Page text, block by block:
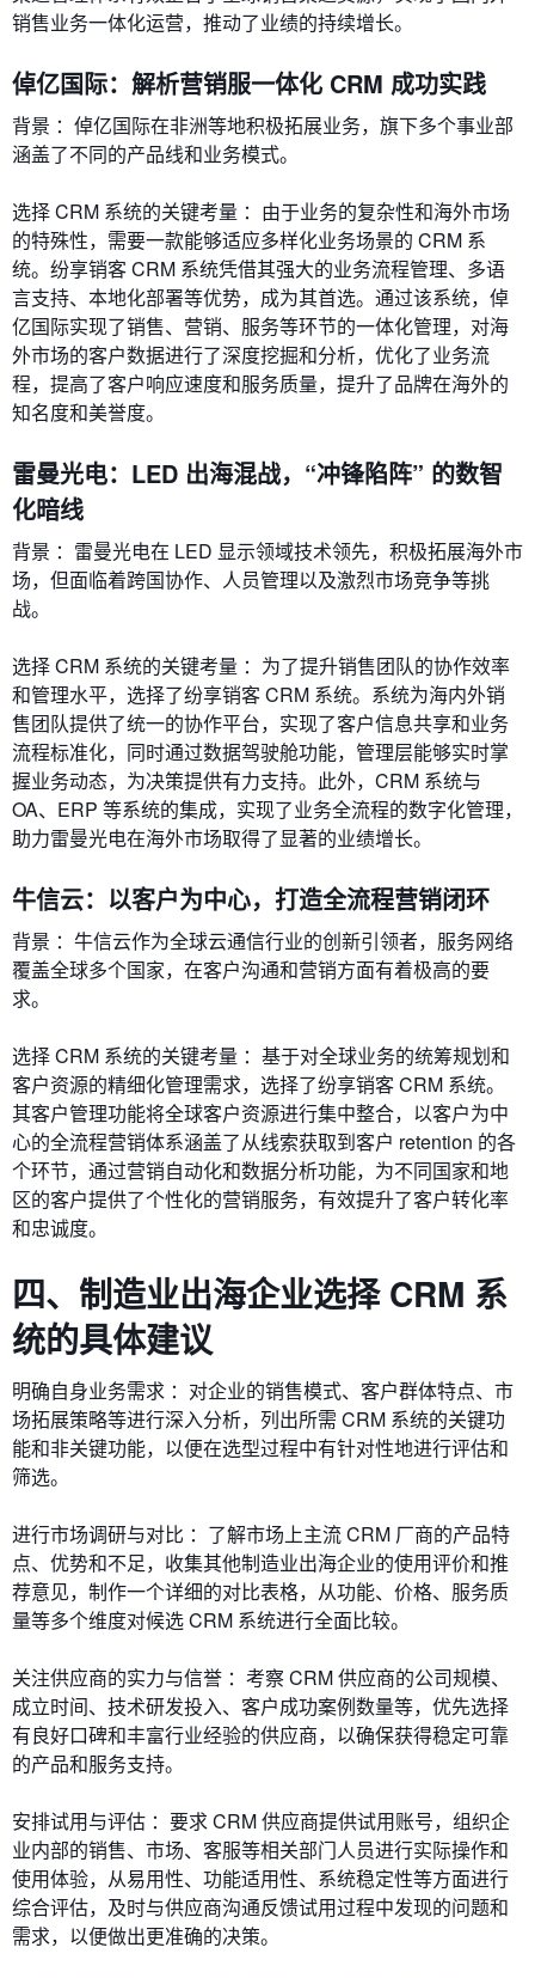
销售业务一体化运营，推动了业绩的持续增长。
倬亿国际：解析营销服一体化 CRM 成功实践
背景 ：倬亿国际在非洲等地积极拓展业务，旗下多个事业部
涵盖了不同的产品线和业务模式。
选择 CRM 系统的关键考量 ：由于业务的复杂性和海外市场
的特殊性，需要一款能够适应多样化业务场景的 CRM 系
统。纷享销客 CRM 系统凭借其强大的业务流程管理、多语
言支持、本地化部署等优势，成为其首选。通过该系统，倬
亿国际实现了销售、营销、服务等环节的一体化管理，对海
外市场的客户数据进行了深度挖掘和分析，优化了业务流
程，提高了客户响应速度和服务质量，提升了品牌在海外的
知名度和美誉度。
雷曼光电：LED 出海混战，“冲锋陷阵” 的数智
化暗线
背景 ：雷曼光电在 LED 显示领域技术领先，积极拓展海外市
场，但面临着跨国协作、人员管理以及激烈市场竞争等挑
战。
选择 CRM 系统的关键考量 ：为了提升销售团队的协作效率
和管理水平，选择了纷享销客 CRM 系统。系统为海内外销
售团队提供了统一的协作平台，实现了客户信息共享和业务
流程标准化，同时通过数据驾驶舱功能，管理层能够实时掌
握业务动态，为决策提供有力支持。此外，CRM 系统与
OA、ERP 等系统的集成，实现了业务全流程的数字化管理，
助力雷曼光电在海外市场取得了显著的业绩增长。
牛信云：以客户为中心，打造全流程营销闭环
背景 ：牛信云作为全球云通信行业的创新引领者，服务网络
覆盖全球多个国家，在客户沟通和营销方面有着极高的要
求。
选择 CRM 系统的关键考量 ：基于对全球业务的统筹规划和
客户资源的精细化管理需求，选择了纷享销客 CRM 系统。
其客户管理功能将全球客户资源进行集中整合，以客户为中
心的全流程营销体系涵盖了从线索获取到客户 retention 的各
个环节，通过营销自动化和数据分析功能，为不同国家和地
区的客户提供了个性化的营销服务，有效提升了客户转化率
和忠诚度。
四、制造业出海企业选择 CRM 系
统的具体建议
明确自身业务需求 ：对企业的销售模式、客户群体特点、市
场拓展策略等进行深入分析，列出所需 CRM 系统的关键功
能和非关键功能，以便在选型过程中有针对性地进行评估和
筛选。
进行市场调研与对比 ：了解市场上主流 CRM 厂商的产品特
点、优势和不足，收集其他制造业出海企业的使用评价和推
荐意见，制作一个详细的对比表格，从功能、价格、服务质
量等多个维度对候选 CRM 系统进行全面比较。
关注供应商的实力与信誉 ：考察 CRM 供应商的公司规模、
成立时间、技术研发投入、客户成功案例数量等，优先选择
有良好口碑和丰富行业经验的供应商，以确保获得稳定可靠
的产品和服务支持。
安排试用与评估 ：要求 CRM 供应商提供试用账号，组织企
业内部的销售、市场、客服等相关部门人员进行实际操作和
使用体验，从易用性、功能适用性、系统稳定性等方面进行
综合评估，及时与供应商沟通反馈试用过程中发现的问题和
需求，以便做出更准确的决策。